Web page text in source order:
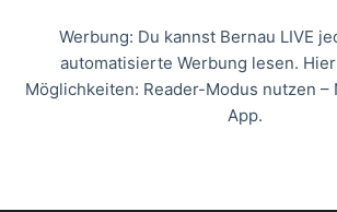
Werbung: Du kannst Bernau LIVE
automatisierte Werbung lesen.
Möglichkeiten: Reader-Modus nutzen
App.